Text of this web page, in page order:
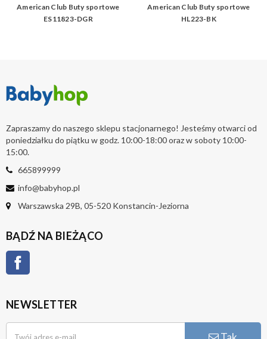
American Club Buty sportowe
ES11823-DGR
American Club Buty sportowe
HL223-BK
Zapraszamy do naszego sklepu stacjonarnego! Jesteśmy otwarci od
poniedziałku do piątku w godz. 10:00-18:00 oraz w soboty 10:00-
15:00.
665899999
info@babyhop.pl
Warszawska 29B, 05-520 Konstancin-Jeziorna
BĄDŹ NA BIEŻĄCO
NEWSLETTER